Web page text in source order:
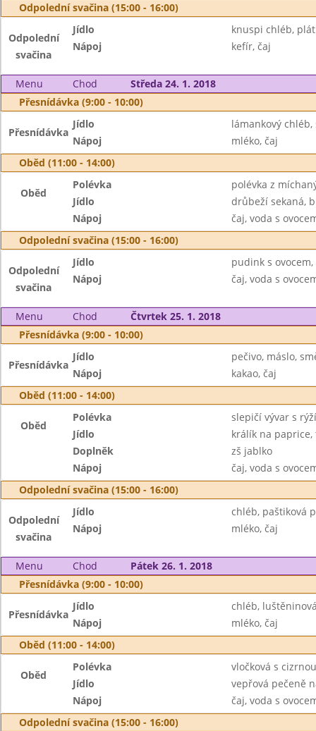
Odpolední svačina (15:00 - 16:00)
Odpolední
svačina
Jídlo
knuspi chléb,
Nápoj
kefír, čaj
Menu Chod
Středa 24. 1. 2018
Přesnídávka (9:00 - 10:00)
Přesnídávka
Jídlo
lámankový
Nápoj
mléko, čaj
Oběd (11:00 - 14:00)
Oběd
Polévka
polévka z
Jídlo
drůbeží sekaná,
Nápoj
čaj, voda s
Odpolední svačina (15:00 - 16:00)
Odpolední
svačina
Jídlo
pudink s
Nápoj
čaj, voda s
Menu Chod
Čtvrtek 25. 1. 2018
Přesnídávka (9:00 - 10:00)
Přesnídávka
Jídlo
pečivo, máslo,
Nápoj
kakao, čaj
Oběd (11:00 - 14:00)
Oběd
Polévka
slepičí vývar s rýží
Jídlo
králík na paprice,
Doplněk
zš jablko
Nápoj
čaj, voda s
Odpolední svačina (15:00 - 16:00)
Odpolední
svačina
Jídlo
chléb, paštiková
Nápoj
mléko, čaj
Menu Chod
Pátek 26. 1. 2018
Přesnídávka (9:00 - 10:00)
Přesnídávka
Jídlo
chléb,
Nápoj
mléko, čaj
Oběd (11:00 - 14:00)
Oběd
Polévka
vločková s cizrnou
Jídlo
vepřová pečeně
Nápoj
čaj, voda s
Odpolední svačina (15:00 - 16:00)